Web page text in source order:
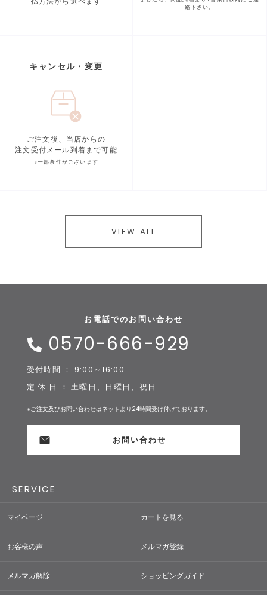
絡下さい。
キャンセル・変更
ご注文後、当店からの
注文受付メール到着まで可能
※一部条件がございます
VIEW ALL
お電話でのお問い合わせ
0570-666-929
受付時間 ： 9:00～16:00
定 休 日 ： 土曜日、日曜日、祝日
※ご注文及びお問い合わせはネットより24時間受け付けております。
お問い合わせ
SERVICE
マイページ カートを見る
お客様の声 メルマガ登録
メルマガ解除 ショッピングガイド